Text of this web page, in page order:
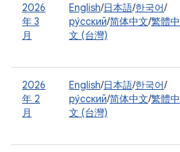
2026
年 3
月
English/日本語/한국어/
ру́сский/简体中文/繁體中
文 (台灣)
2026
年 2
月
English/日本語/한국어/
ру́сский/简体中文/繁體中
文 (台灣)